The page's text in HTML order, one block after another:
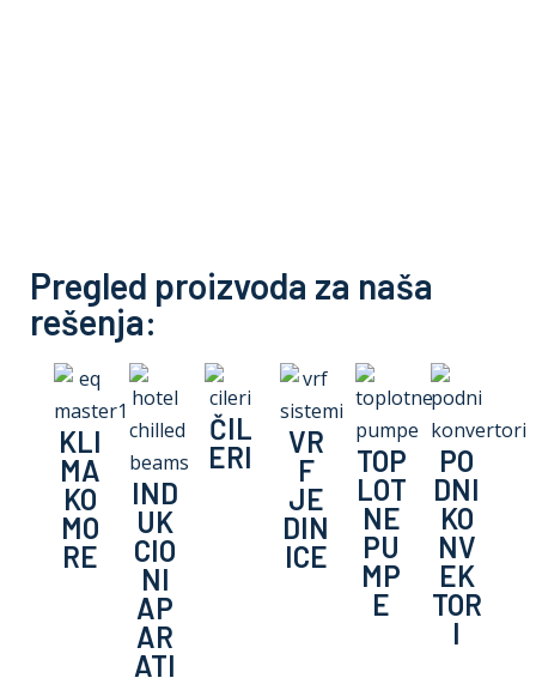
Pregled proizvoda za naša
rešenja:
KLI
MA
KO
MO
RE
IND
UK
CIO
NI
AP
AR
ATI
ČIL
ERI
VR
F
JE
DIN
ICE
TOP
LOT
NE
PU
MP
E
PO
DNI
KO
NV
EK
TOR
I